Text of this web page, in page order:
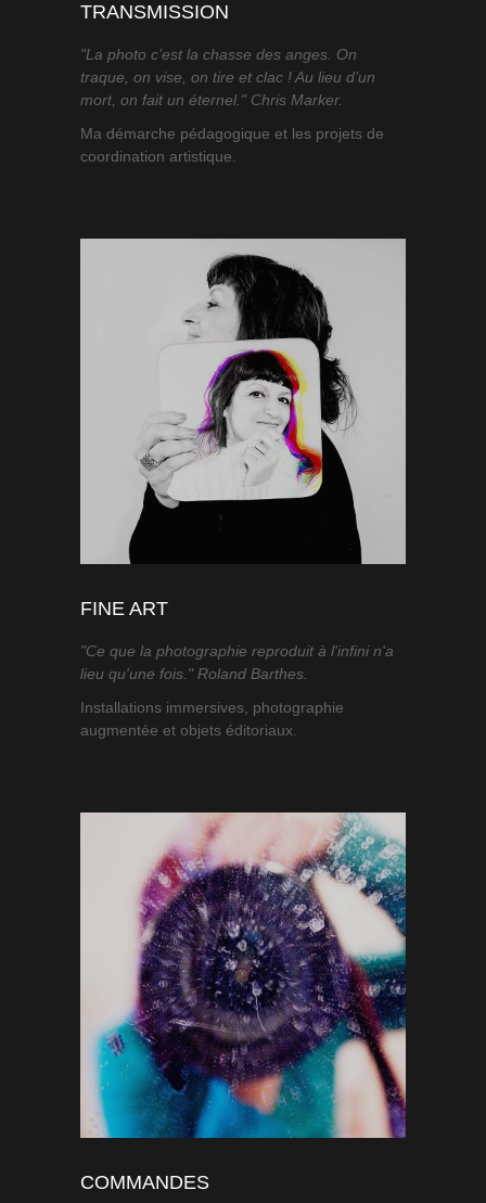
TRANSMISSION
"La photo c’est la chasse des anges. On
traque, on vise, on tire et clac ! Au lieu d’un
mort, on fait un éternel." Chris Marker.
Ma démarche pédagogique et les projets de
coordination artistique.
FINE ART
"Ce que la photographie reproduit à l'infini n'a
lieu qu'une fois." Roland Barthes.
Installations immersives, photographie
augmentée et objets éditoriaux.
COMMANDES